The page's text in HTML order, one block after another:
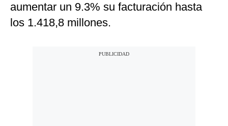
aumentar un 9.3% su facturación hasta
los 1.418,8 millones.